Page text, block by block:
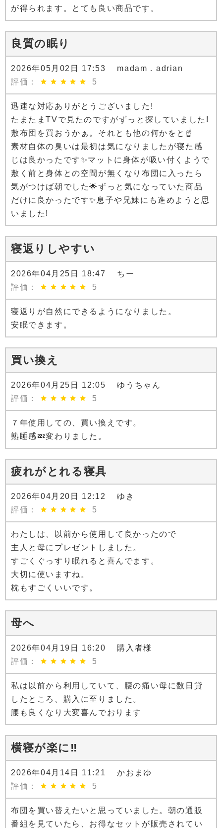
が得られます。とても良い商品です。
良質の眠り
2026年05月02日 17:53 madam．adrian
評価：
5
迅速な対応ありがとうございました!
たまたまTVで見たのですがずっと探していました!
敷布団を買おうかぁ。それとも他の何かをと☝️
素材自体の臭いは最初は気になりましたが寝た感
じは良かったです✨マットに身体が吸い付くようで
敷く前と身体との空間が無くなり布団に入ったら
気がつけば朝でした🌟ずっと気になっていた商品
だけに良かったです✨息子や兄妹にも進めようと思
いました!
寝返りしやすい
2026年04月25日 18:47 ちー
評価：
5
寝返りが自然にできるようになりました。
安眠できます。
買い換え
2026年04月25日 12:05 ゆうちゃん
評価：
5
７年使用しての、買い換えです。
熟睡感💤変わりました。
疲れがとれる寝具
2026年04月20日 12:12 ゆき
評価：
5
わたしは、以前から使用して良かったので
主人と母にプレゼントしました。
すごくぐっすり眠れると喜んでます。
大切に使いますね。
枕もすごくいいです。
母へ
2026年04月19日 16:20 購入者様
評価：
5
私は以前から利用していて、腰の痛い母に数日貸
したところ、購入に至りました。
腰も良くなり大変喜んでおります
横寝が楽に‼︎
2026年04月14日 11:21 かおまゆ
評価：
5
布団を買い替えたいと思っていました。朝の通販
番組を見ていたら、お得なセットが販売されてい